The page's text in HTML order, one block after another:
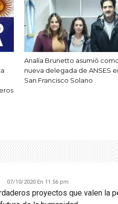
Analía Brunetto asumió
nueva delegada de ANSES
San Francisco Solano
07/10/2020 En 11:56 pm
proyectos que valen la